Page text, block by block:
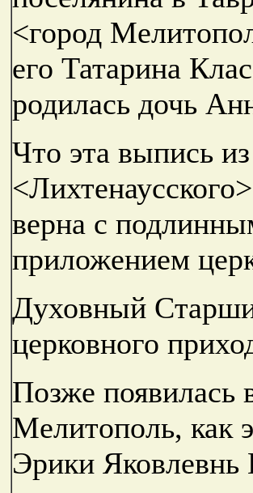
<город
его Татарина
родилась дочь
Что эта выпись
верна с
приложением
Духовный
церковного
Позже появилась
Мелитополь, как
Эрики